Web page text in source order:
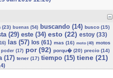
(23) buenas (54) buscando (14) busco (15)
(29) este (34) esto (22) estoy (33)
las (57) los (61) mas (16) moto (40) motos
poder (17) por (92) porqu� (20) precio (14)
(17) tener (17) tiempo (15) tiene (21)